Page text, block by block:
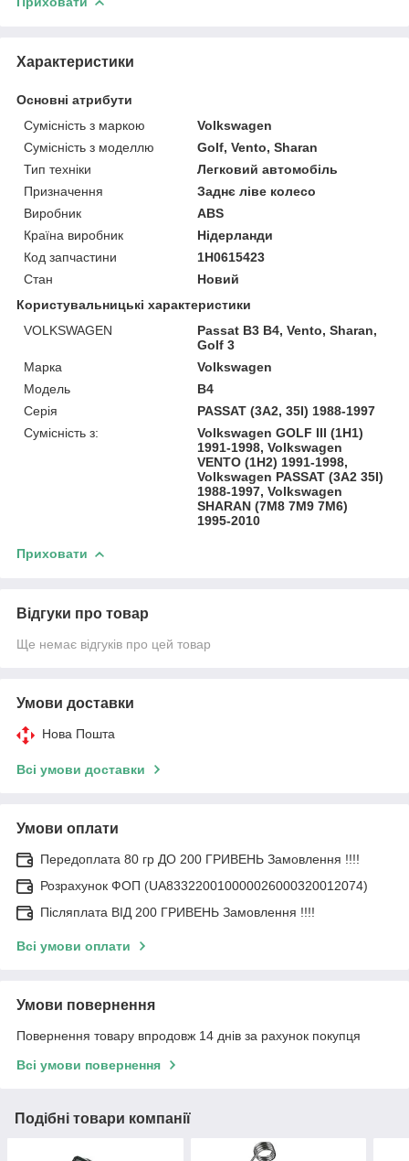
Характеристики
Основні атрибути
Сумісність з маркою
Volkswagen
Сумісність з моделлю
Golf, Vento, Sharan
Тип техніки
Легковий автомобіль
Призначення
Заднє ліве колесо
Виробник
ABS
Країна виробник
Нідерланди
Код запчастини
1H0615423
Стан
Новий
Користувальницькі характеристики
VOLKSWAGEN
Passat B3 B4, Vento, Sharan,
Golf 3
Марка
Volkswagen
Модель
B4
Серія
PASSAT (3A2, 35I) 1988-1997
Сумісність з:
Volkswagen GOLF III (1H1)
1991-1998, Volkswagen
VENTO (1H2) 1991-1998,
Volkswagen PASSAT (3A2 35I)
1988-1997, Volkswagen
SHARAN (7M8 7M9 7M6)
1995-2010
Приховати
Відгуки про товар
Ще немає відгуків про цей товар
Умови доставки
Нова Пошта
Всі умови доставки
Умови оплати
Передоплата 80 гр ДО 200 ГРИВЕНЬ Замовлення !!!!
Розрахунок ФОП (UA833220010000026000320012074)
Післяплата ВІД 200 ГРИВЕНЬ Замовлення !!!!
Всі умови оплати
Умови повернення
Повернення товару впродовж 14 днів за рахунок покупця
Всі умови повернення
Подібні товари компанії